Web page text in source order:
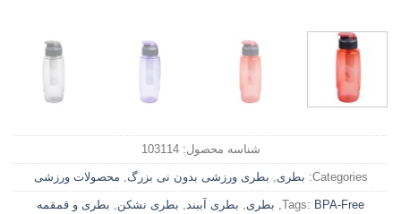
شناسه محصول:103114
Categories: بطری بطری ورزشی بدون نی بزرگ محصولات ورزشی
Tags: BPA-Free بطری بطری آببند بطری نشکن
بطری و قمقمه